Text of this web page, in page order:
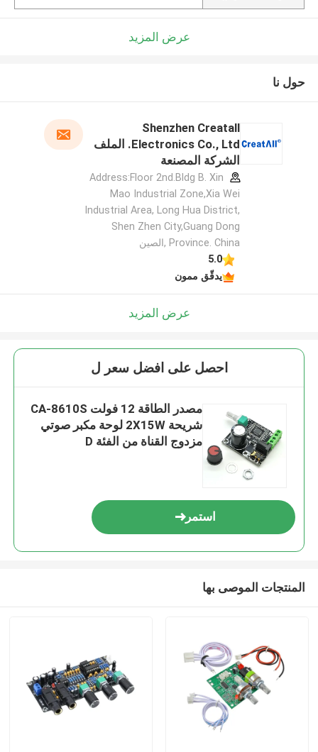
عرض المزيد
حول نا
Shenzhen Creatall
Electronics Co., Ltd. الملف
الشركة المصنعة
Address:Floor 2nd.Bldg B. Xin
Mao Industrial Zone,Xia Wei
Industrial Area, Long Hua District,
Shen Zhen City,Guang Dong
Province. China ,الصين
5.0
يدقّق ممون
عرض المزيد
احصل على افضل سعر ل
مصدر الطاقة 12 فولت CA-8610S
شريحة 2X15W لوحة مكبر صوتي
مزدوج القناة من الفئة D
استمر
المنتجات الموصى بها